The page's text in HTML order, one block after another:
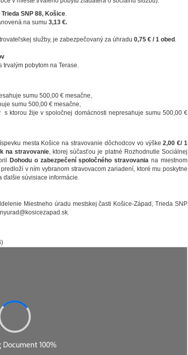
SNP 88, Košice.
na sumu 3,13 €.
služby, je zabezpečovaný za úhradu 0,75 € / 1 obed .
pobytom na Terase.
sumu 500,00 € mesačne,
sumu 500,00 € mesačne,
ktorou žije v spoločnej domácnosti nepresahuje sumu 500,00 €
mesta Košice na stravovanie dôchodcov vo výške2,00 €/ 1
na stravovanie, ktorej súčasťou je platné Rozhodnutie Sociálnej
Dohodu o zabezpečení spoločného stravovania na miestnom
v ním vybranom stravovacom zariadení, ktoré mu poskytne
ďalšie súvisiace informácie.
Miestneho úradu mestskej časti Košice-Západ, Trieda SNP